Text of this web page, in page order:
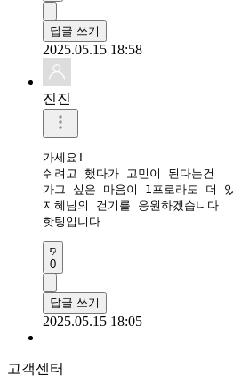
답글 쓰기
2025.05.15 18:58
진진
가세요!
쉬려고 했다가 고민이 된다는건
가그 싶은 마음이 1프로라도 더
지혜님의 걷기를 응원하겠습니다
핫팅입니다
0
답글 쓰기
2025.05.15 18:05
고객센터